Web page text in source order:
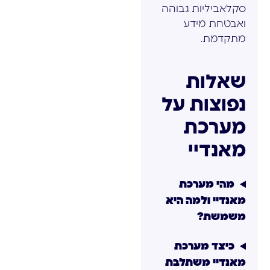
סקלאביליות גבוהה
ואבטחת מידע
מתקדמת.
שאלות
נפוצות על
מערכת
מאנדיי
מהי מערכת
מאנדיי ולמה היא
משמשת?
כיצד מערכת
מאנדיי משתלבת